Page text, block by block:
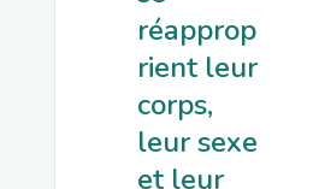
réapprop
rient leur
corps,
leur sexe
et leur